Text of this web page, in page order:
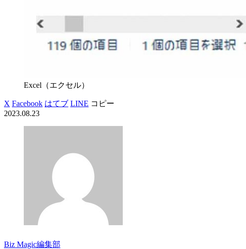
Excel（エクセル）
X Facebook はてブ LINE コピー
2023.08.23
Biz Magic編集部